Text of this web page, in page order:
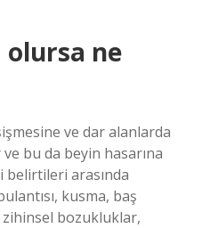
olursa ne
ve dar alanlarda
ve bu da beyin hasarına
belirtileri arasında
kusma, baş
bozukluklar,